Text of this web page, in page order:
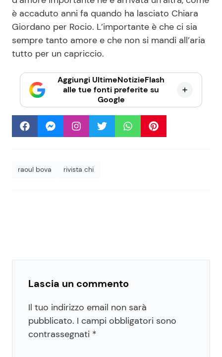
è accaduto anni fa quando ha lasciato Chiara
Giordano per Rocio. L’importante è che ci sia
sempre tanto amore e che non si mandi all’aria
tutto per un capriccio.
Aggiungi UltimeNotizieFlash
alle tue fonti preferite su
Google
raoul bova rivista chi
Lascia un commento
Il tuo indirizzo email non sarà
pubblicato. I campi obbligatori sono
contrassegnati *